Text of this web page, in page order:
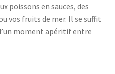
poissons en sauces, des
vos fruits de mer. Il se suffit
moment apéritif entre